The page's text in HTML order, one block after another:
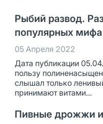
Рыбий развод.
популярных
05 Апреля 2022
Дата публикации
пользу
слышал только
принимают витами...
Пивные дрожжи и